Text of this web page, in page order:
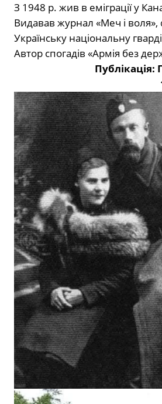
З 1948 р. жив в еміграції у
Видавав журнал «Меч і воля»,
Українську національну
Автор спогадів «Армія без
Публікація: